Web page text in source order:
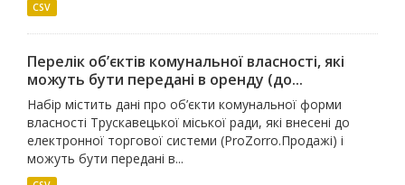
CSV
Перелік об’єктів комунальної власності, які
можуть бути передані в оренду (до...
Набір містить дані про об’єкти комунальної форми
власності Трускавецької міської ради, які внесені до
електронної торгової системи (ProZorro.Продажі) і
можуть бути передані в...